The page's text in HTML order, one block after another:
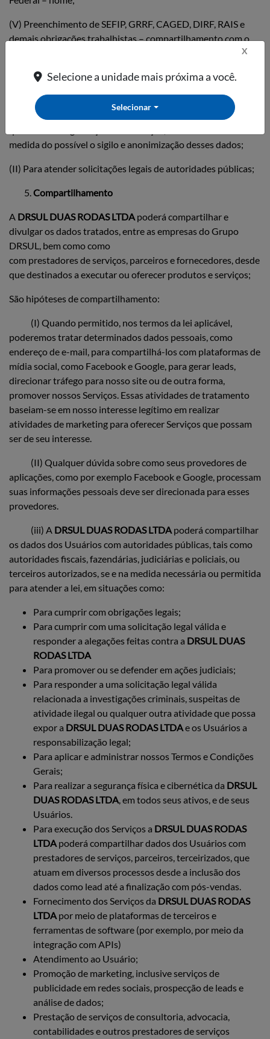
(V) Preenchimento de SEFIP, GRRF, CAGED, DIRF, RAIS e
demais obrigações trabalhistas – compartilhamento com o
Além disso, eventualmente os dados pessoais poderão ser
(I) Para auditorias internas e externas, para validações de
medida do possível o sigilo e anonimização desses dados;
(II) Para atender solicitações legais de autoridades públicas;
Compartilhamento
A DRSUL DUAS RODAS LTDA poderá compartilhar e
divulgar os dados tratados, entre as empresas do Grupo
DRSUL, bem como como
com prestadores de serviços, parceiros e fornecedores, desde
que destinados a executar ou oferecer produtos e serviços;
São hipóteses de compartilhamento:
(I) Quando permitido, nos termos da lei aplicável,
poderemos tratar determinados dados pessoais, como
endereço de e-mail, para compartilhá-los com plataformas de
mídia social, como Facebook e Google, para gerar leads,
direcionar tráfego para nosso site ou de outra forma,
promover nossos Serviços. Essas atividades de tratamento
baseiam-se em nosso interesse legítimo em realizar
atividades de marketing para oferecer Serviços que possam
ser de seu interesse.
(II) Qualquer dúvida sobre como seus provedores de
aplicações, como por exemplo Facebook e Google, processam
suas informações pessoais deve ser direcionada para esses
provedores.
(iii) A DRSUL DUAS RODAS LTDA poderá compartilhar
os dados dos Usuários com autoridades públicas, tais como
autoridades fiscais, fazendárias, judiciárias e policiais, ou
terceiros autorizados, se e na medida necessária ou permitida
para atender a lei, em situações como:
Para cumprir com obrigações legais;
Para cumprir com uma solicitação legal válida e
responder a alegações feitas contra a DRSUL DUAS
RODAS LTDA
Para promover ou se defender em ações judiciais;
Para responder a uma solicitação legal válida
relacionada a investigações criminais, suspeitas de
atividade ilegal ou qualquer outra atividade que possa
expor a DRSUL DUAS RODAS LTDAe os Usuários a
responsabilização legal;
Para aplicar e administrar nossos Termos e Condições
Gerais;
Para realizar a segurança física e cibernética da DRSUL
DUAS RODAS LTDA, em todos seus ativos, e de seus
Usuários.
Para execução dos Serviços a DRSUL DUAS RODAS
LTDA poderá compartilhar dados dos Usuários com
prestadores de serviços, parceiros, terceirizados, que
atuam em diversos processos desde a inclusão dos
dados como lead até a finalização com pós-vendas.
Fornecimento dos Serviços da DRSUL DUAS RODAS
LTDA por meio de plataformas de terceiros e
ferramentas de software (por exemplo, por meio da
integração com APIs)
Atendimento ao Usuário;
Promoção de marketing, inclusive serviços de
publicidade em redes sociais, prospecção de leads e
análise de dados;
Prestação de serviços de consultoria, advocacia,
contabilidades e outros prestadores de serviços
X
Selecione a unidade mais próxima a você.
Selecionar